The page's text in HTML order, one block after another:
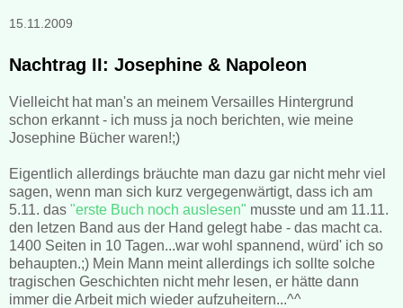
15.11.2009
Nachtrag II: Josephine & Napoleon
Vielleicht hat man's an meinem Versailles Hintergrund
schon erkannt - ich muss ja noch berichten, wie meine
Josephine Bücher waren!;)
Eigentlich allerdings bräuchte man dazu gar nicht mehr viel
sagen, wenn man sich kurz vergegenwärtigt, dass ich am
5.11. das "erste Buch noch auslesen" musste und am 11.11.
den letzen Band aus der Hand gelegt habe - das macht ca.
1400 Seiten in 10 Tagen...war wohl spannend, würd' ich so
behaupten.;) Mein Mann meint allerdings ich sollte solche
tragischen Geschichten nicht mehr lesen, er hätte dann
immer die Arbeit mich wieder aufzuheitern...^^